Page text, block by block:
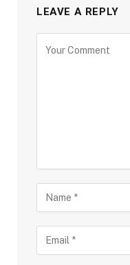
LEAVE A REPLY